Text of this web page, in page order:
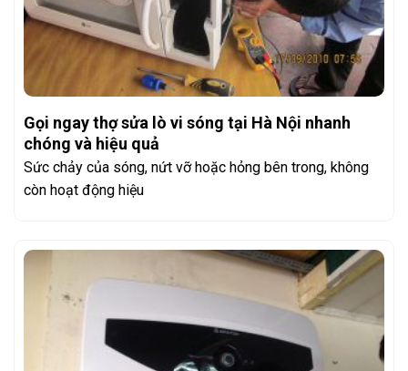
Gọi ngay thợ sửa lò vi sóng tại Hà Nội nhanh
chóng và hiệu quả
Sức chảy của sóng, nứt vỡ hoặc hỏng bên trong, không
còn hoạt động hiệu